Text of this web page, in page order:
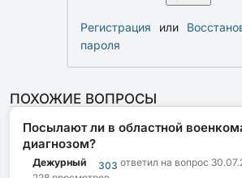
Регистрация или
пароля
ПОХОЖИЕ ВОПРОСЫ
Посылают ли в областной
диагнозом?
Дежурный 303 ответил на вопрос